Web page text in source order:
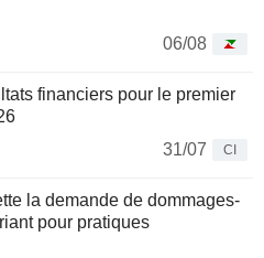
06/08
financiers pour le premier
31/07
CI
la demande de dommages-
pour pratiques